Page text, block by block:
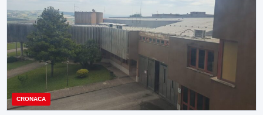
CRONACA